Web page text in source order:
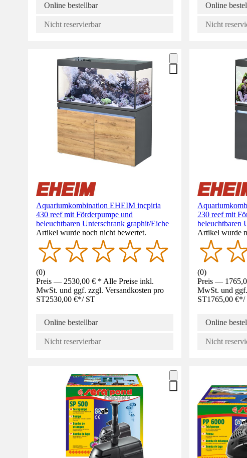
Online bestellbar
Nicht reservierbar
Online
Nicht
Aquariumkombination EHEIM incpiria
430 reef mit Förderpumpe und
beleuchtbaren Unterschrank graphit/Eiche
Artikel wurde noch nicht bewertet.
(0)
Preis — 2530,00 € * Alle Preise inkl.
MwSt. und ggf. zzgl. Versandkosten pro
ST2530,00 €*/ ST
Online bestellbar
Nicht reservierbar
230 reef mit
beleuchtbaren
Artikel wurde
(0)
Preis —
MwSt. und
ST1765,00 €*/
Online
Nicht